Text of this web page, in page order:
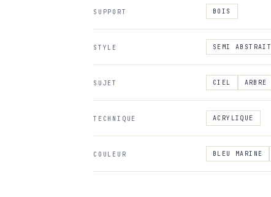
SUPPORT BOIS
STYLE SEMI ABSTRAIT
SUJET CIEL ARBRE
TECHNIQUE ACRYLIQUE
COULEUR BLEU MARINE